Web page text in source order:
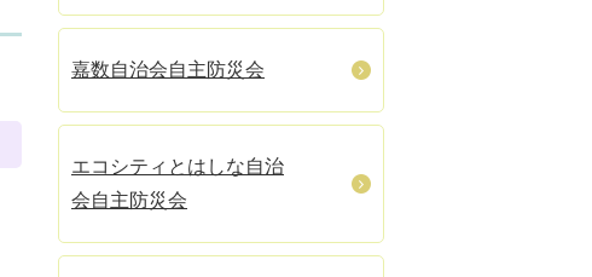
嘉数自治会自主防災会
エコシティとはしな自治
会自主防災会